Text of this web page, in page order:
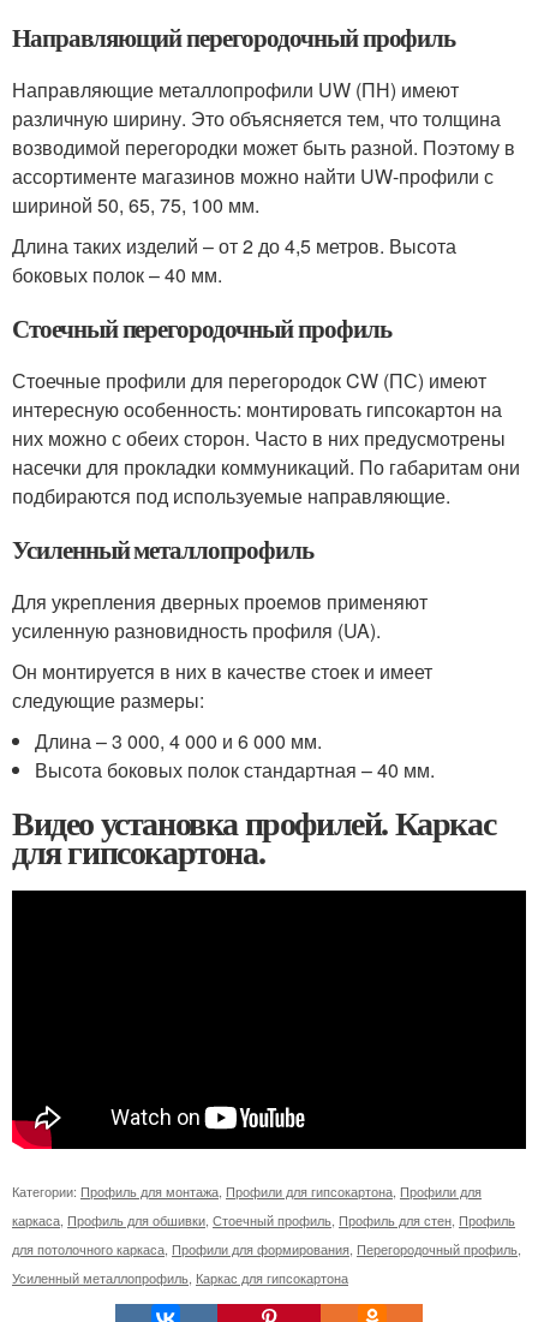
Направляющий перегородочный профиль
Направляющие металлопрофили UW (ПН) имеют
различную ширину. Это объясняется тем, что толщина
возводимой перегородки может быть разной. Поэтому в
ассортименте магазинов можно найти UW-профили с
шириной 50, 65, 75, 100 мм.
Длина таких изделий – от 2 до 4,5 метров. Высота
боковых полок – 40 мм.
Стоечный перегородочный профиль
Стоечные профили для перегородок CW (ПС) имеют
интересную особенность: монтировать гипсокартон на
них можно с обеих сторон. Часто в них предусмотрены
насечки для прокладки коммуникаций. По габаритам они
подбираются под используемые направляющие.
Усиленный металлопрофиль
Для укрепления дверных проемов применяют
усиленную разновидность профиля (UA).
Он монтируется в них в качестве стоек и имеет
следующие размеры:
Длина – 3 000, 4 000 и 6 000 мм.
Высота боковых полок стандартная – 40 мм.
Видео установка профилей. Каркас
для гипсокартона.
Категории: Профиль для монтажа, Профили для гипсокартона, Профили для
каркаса, Профиль для обшивки, Стоечный профиль, Профиль для стен, Профиль
для потолочного каркаса, Профили для формирования, Перегородочный профиль,
Усиленный металлопрофиль, Каркас для гипсокартона